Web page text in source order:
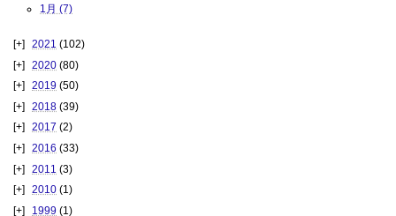
1月 (7)
2021 (102)
2020 (80)
2019 (50)
2018 (39)
2017 (2)
2016 (33)
2011 (3)
2010 (1)
1999 (1)